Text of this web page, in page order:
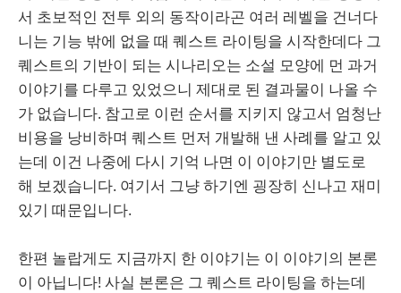
서 초보적인 전투 외의 동작이라곤 여러 레벨을 건너다
니는 기능 밖에 없을 때 퀘스트 라이팅을 시작한데다 그
퀘스트의 기반이 되는 시나리오는 소설 모양에 먼 과거
이야기를 다루고 있었으니 제대로 된 결과물이 나올 수
가 없습니다. 참고로 이런 순서를 지키지 않고서 엄청난
비용을 낭비하며 퀘스트 먼저 개발해 낸 사례를 알고 있
는데 이건 나중에 다시 기억 나면 이 이야기만 별도로
해 보겠습니다. 여기서 그냥 하기엔 굉장히 신나고 재미
있기 때문입니다.
한편 놀랍게도 지금까지 한 이야기는 이 이야기의 본론
이 아닙니다! 사실 본론은 그 퀘스트 라이팅을 하는데